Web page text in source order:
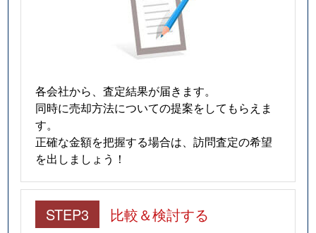
各会社から、査定結果が届きます。
同時に売却方法についての提案をしてもらえま
す。
正確な金額を把握する場合は、訪問査定の希望
を出しましょう！
STEP3 比較＆検討する